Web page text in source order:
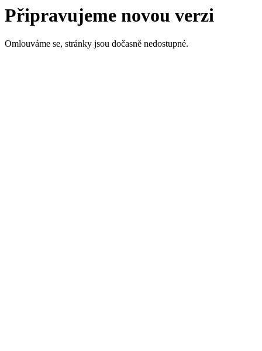
Připravujeme novou verzi
Omlouváme se, stránky jsou dočasně nedostupné.